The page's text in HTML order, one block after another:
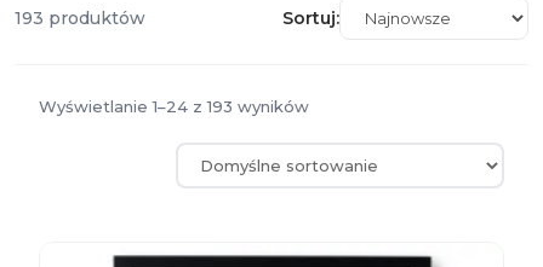
193 produktów Sortuj:
Wyświetlanie 1–24 z 193 wyników